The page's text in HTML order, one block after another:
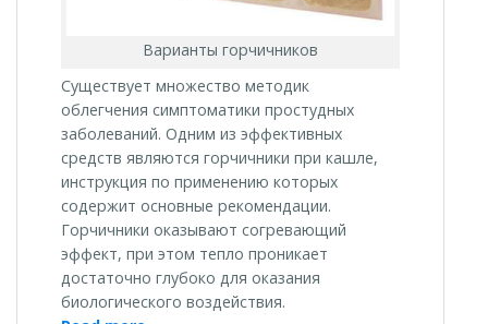
Варианты горчичников
Существует множество методик
облегчения симптоматики простудных
заболеваний. Одним из эффективных
средств являются горчичники при кашле,
инструкция по применению которых
содержит основные рекомендации.
Горчичники оказывают согревающий
эффект, при этом тепло проникает
достаточно глубоко для оказания
биологического воздействия.